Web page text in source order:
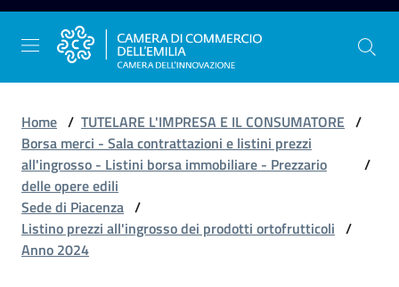
Vai al contenuto
Vai alla navigazione
Vai al footer
La
Camera
dell'Emilia
Home / TUTELARE L'IMPRESA E IL CONSUMATORE /
Borsa merci - Sala contrattazioni e listini prezzi
all'ingrosso - Listini borsa immobiliare - Prezzario
delle opere edili
/
Sede di Piacenza /
Listino prezzi all'ingrosso dei prodotti ortofrutticoli /
Anno 2024